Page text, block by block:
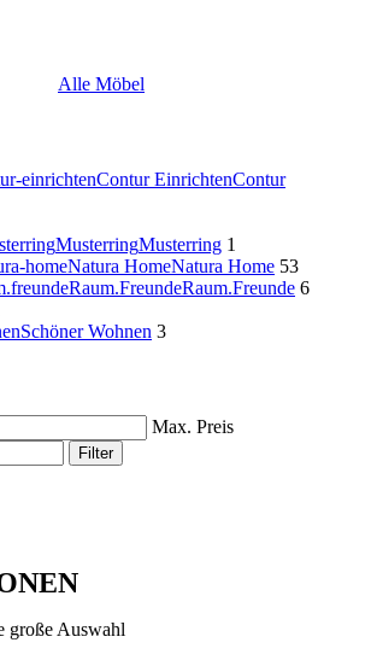
Alle Möbel
Contur EinrichtenContur
MusterringMusterring 1
Natura HomeNatura Home 53
Raum.FreundeRaum.Freunde 6
Schöner Wohnen 3
Max. Preis
Filter
große Auswahl